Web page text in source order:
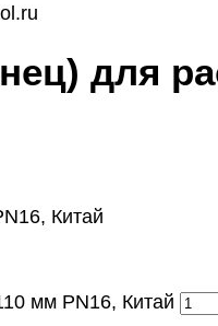
для
Китай
мм PN16, Китай